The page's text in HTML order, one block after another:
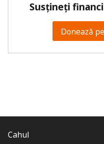
Susțineți
Donează
Cahul